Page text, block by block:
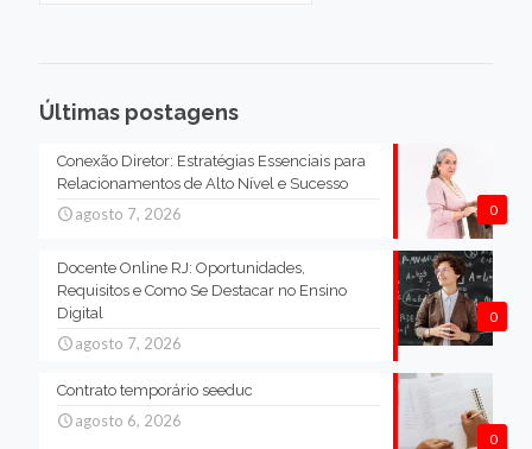
Últimas postagens
0
Conexão Diretor: Estratégias Essenciais para
Relacionamentos de Alto Nível e Sucesso
agosto 7, 2026
0
Docente Online RJ: Oportunidades,
Requisitos e Como Se Destacar no Ensino
Digital
agosto 7, 2026
0
Contrato temporário seeduc
agosto 6, 2026